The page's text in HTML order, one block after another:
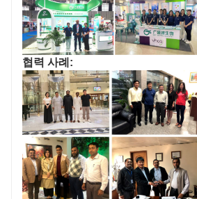
협력 사례: